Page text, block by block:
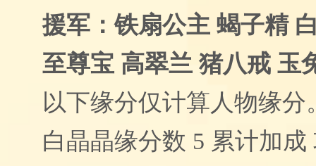
援军：铁扇公主 蝎子精
至尊宝 高翠兰 猪八戒 玉
以下缘分仅计算人物缘分
白晶晶缘分数 5 累计加成